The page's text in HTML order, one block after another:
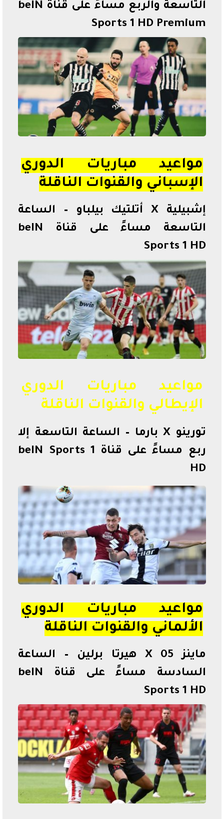
التاسعة والربع مساءً على قناة beIN
Sports 1 HD Premium
مواعيد مباريات الدوري
الإسباني والقنوات الناقلة
إشبيلية X أتلتيك بيلباو – الساعة
التاسعة مساءً على قناة beIN
Sports 1 HD
مواعيد مباريات الدوري
الإيطالي والقنوات الناقلة
تورينو X بارما – الساعة التاسعة إلا
ربع مساءً على قناة beIN Sports 1
HD
مواعيد مباريات الدوري
الألماني والقنوات الناقلة
ماينز 05 X هيرتا برلين – الساعة
السادسة مساءً على قناة beIN
Sports 1 HD